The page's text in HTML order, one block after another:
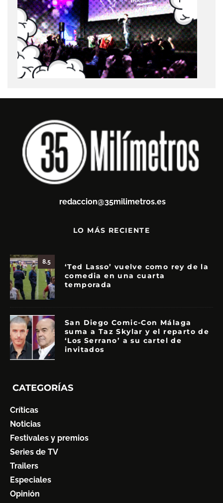
redaccion@35milimetros.es
LO MÁS RECIENTE
8.5
‘Ted Lasso’ vuelve como rey de la
comedia en una cuarta
temporada
San Diego Comic-Con Málaga
suma a Taz Skylar y el reparto de
‘Los Serrano’ a su cartel de
invitados
CATEGORÍAS
Críticas
Noticias
Festivales y premios
Series de TV
Trailers
Especiales
Opinión